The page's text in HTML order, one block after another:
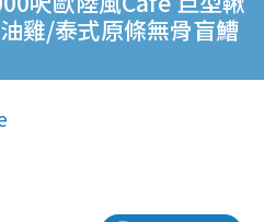
雞/泰式原條無骨盲鰽